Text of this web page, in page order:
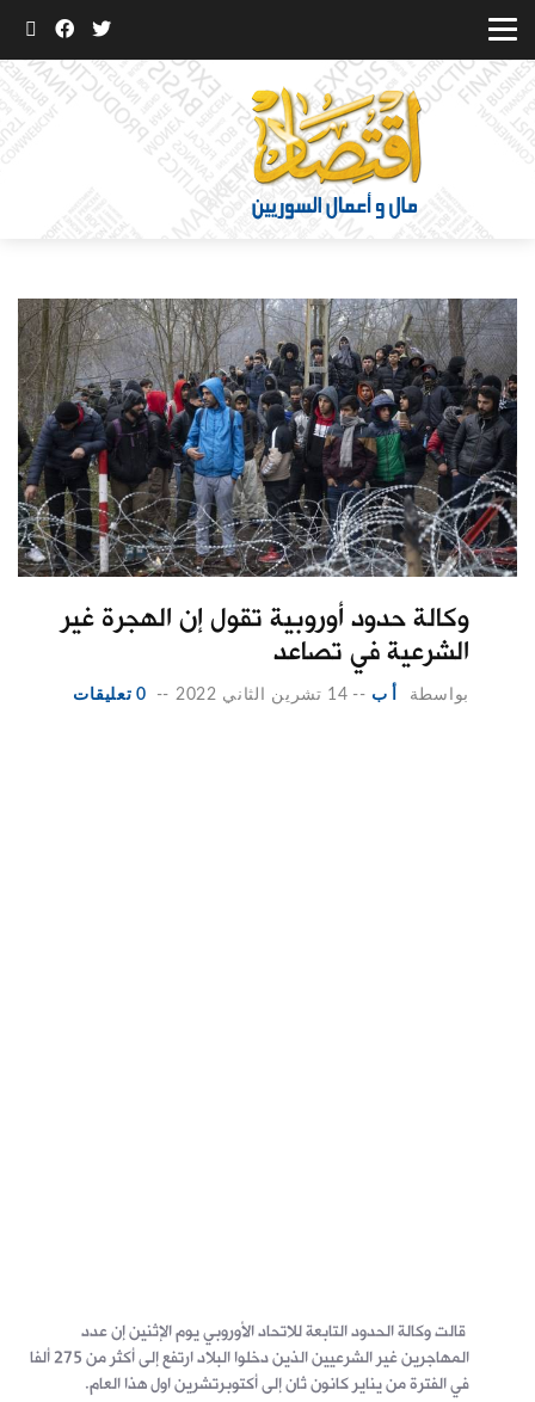
وكالة حدود أوروبية تقول إن الهجرة غير
الشرعية في تصاعد
بواسطة أ ب -- 14 تشرين الثاني 2022 -- 0 تعليقات
قالت وكالة الحدود التابعة للاتحاد الأوروبي يوم الإثنين إن عدد
المهاجرين غير الشرعيين الذين دخلوا البلاد ارتفع إلى أكثر من 275 ألفا
في الفترة من يناير كانون ثان إلى أكتوبرتشرين اول هذا العام.